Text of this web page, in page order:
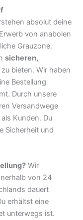
absolut deine
von anabolen
Grauzone.
sicheren,
zu bieten. Wir haben
Bestellung
Durch unsere
Versandwege
Kunden. Du
Sicherheit und
Wir
von 24
dauert
erhältst eine
unterwegs ist.